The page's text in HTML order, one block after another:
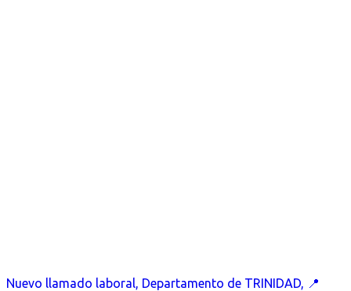
Nuevo llamado laboral, Departamento de TRINIDAD, 📍